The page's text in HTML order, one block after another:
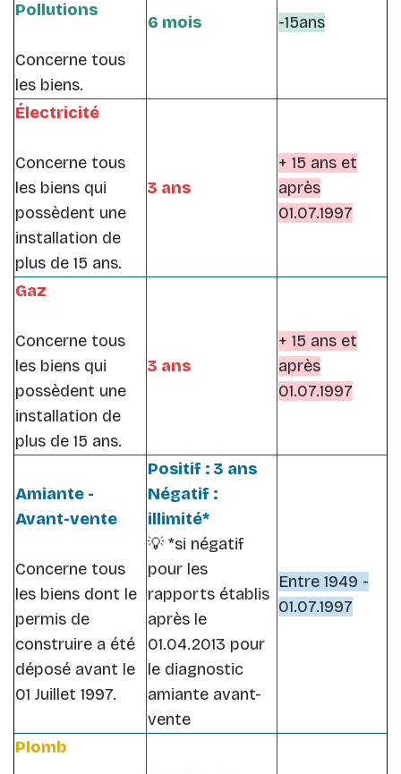
Pollutions
Concerne tous
les biens.
6 mois -15ans
Électricité
Concerne tous
les biens qui
possèdent une
installation de
plus de 15 ans.
3 ans
+ 15 ans et
après
01.07.1997
Gaz
Concerne tous
les biens qui
possèdent une
installation de
plus de 15 ans.
3 ans
+ 15 ans et
après
01.07.1997
Amiante -
Avant-vente
Concerne tous
les biens dont le
permis de
construire a été
déposé avant le
01 Juillet 1997.
Positif : 3 ans
Négatif :
illimité*
💡 *si négatif
pour les
rapports établis
après le
01.04.2013 pour
le diagnostic
amiante avant-
vente
Entre 1949 -
01.07.1997
Plomb